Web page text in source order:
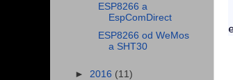
ESP8266 a
EspComDirect
ESP8266 od WeMos
a SHT30
► 2016 (11)